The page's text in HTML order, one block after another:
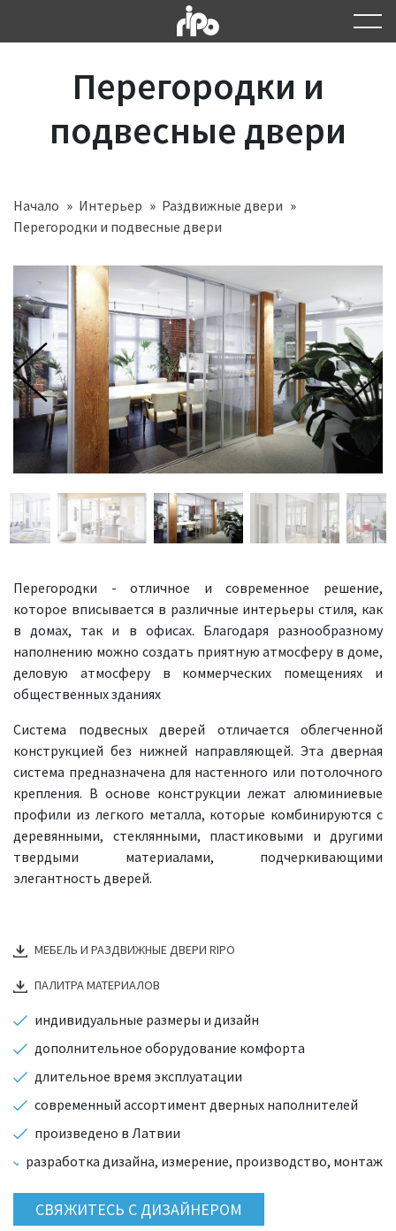
Перегородки и
подвесные двери
Начало Интерьер
Раздвижные двери
Перегородки и подвесные двери
индивидуальные размеры и дизайн
дополнительное оборудование комфорта
длительное время эксплуатации
современный ассортимент дверных наполнителей
произведено в Латвии
разработка дизайна, измерение, производство, монтаж
СВЯЖИТЕСЬ С ДИЗАЙНЕРОМ
Перегородки - отличное и современное решение,
которое вписывается в различные интерьеры стиля, как
в домах, так и в офисах. Благодаря разнообразному
наполнению можно создать приятную атмосферу в доме,
деловую атмосферу в коммерческих помещениях и
общественных зданиях
Система подвесных дверей отличается облегченной
конструкцией без нижней направляющей. Эта дверная
система предназначена для настенного или потолочного
крепления. В основе конструкции лежат алюминиевые
профили из легкого металла, которые комбинируются с
деревянными, стеклянными, пластиковыми и другими
твердыми материалами, подчеркивающими
элегантность дверей.
МЕБЕЛЬ И РАЗДВИЖНЫЕ ДВЕРИ RIPO
ПАЛИТРА МАТЕРИАЛОВ